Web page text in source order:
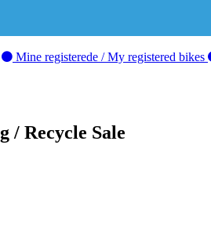
Mine registerede / My registered bikes
/ Recycle Sale